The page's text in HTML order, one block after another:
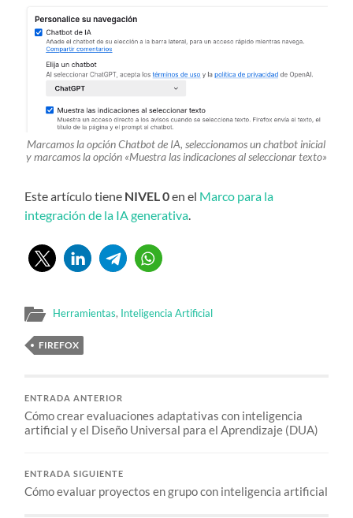
Marcamos la opción Chatbot de IA, seleccionamos un chatbot inicial
y marcamos la opción «Muestra las indicaciones al seleccionar texto»
Este artículo tiene NIVEL 0en el Marco para la
integración de la IA generativa
Herramientas, Inteligencia Artificial
FIREFOX
ENTRADA ANTERIOR
Cómo crear evaluaciones adaptativas con inteligencia
artificial y el Diseño Universal para el Aprendizaje (DUA)
ENTRADA SIGUIENTE
Cómo evaluar proyectos en grupo con inteligencia artificial